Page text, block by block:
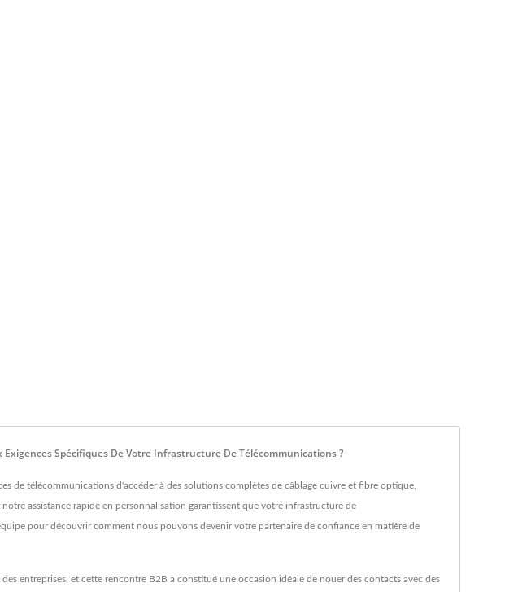
Spécifiques De Votre Infrastructure De Télécommunications ?
de télécommunications d'accéder à des solutions complètes de câblage cuivre et fibre optique,
assistance rapide en personnalisation garantissent que votre infrastructure de
pour découvrir comment nous pouvons devenir votre partenaire de confiance en matière de
entreprises, et cette rencontre B2B a constitué une occasion idéale de nouer des contacts avec des